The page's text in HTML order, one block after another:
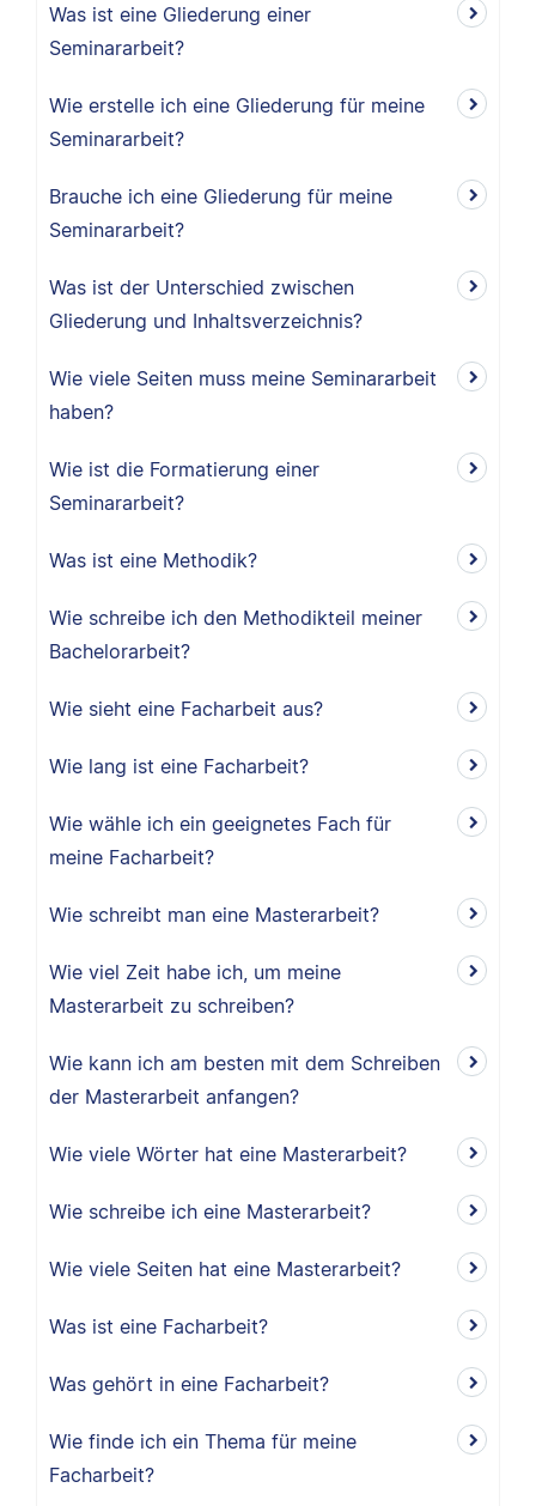
Was ist eine Gliederung einer
Seminararbeit?
Wie erstelle ich eine Gliederung für meine
Seminararbeit?
Brauche ich eine Gliederung für meine
Seminararbeit?
Was ist der Unterschied zwischen
Gliederung und Inhaltsverzeichnis?
Wie viele Seiten muss meine Seminararbeit
haben?
Wie ist die Formatierung einer
Seminararbeit?
Was ist eine Methodik?
Wie schreibe ich den Methodikteil meiner
Bachelorarbeit?
Wie sieht eine Facharbeit aus?
Wie lang ist eine Facharbeit?
Wie wähle ich ein geeignetes Fach für
meine Facharbeit?
Wie schreibt man eine Masterarbeit?
Wie viel Zeit habe ich, um meine
Masterarbeit zu schreiben?
Wie kann ich am besten mit dem Schreiben
der Masterarbeit anfangen?
Wie viele Wörter hat eine Masterarbeit?
Wie schreibe ich eine Masterarbeit?
Wie viele Seiten hat eine Masterarbeit?
Was ist eine Facharbeit?
Was gehört in eine Facharbeit?
Wie finde ich ein Thema für meine
Facharbeit?